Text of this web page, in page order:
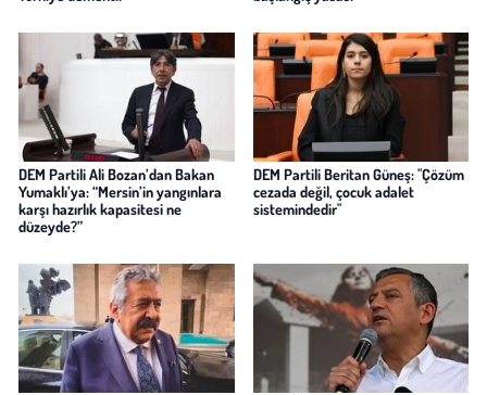
DEM Partili Ali Bozan’dan Bakan
Yumaklı’ya: “Mersin’in yangınlara
karşı hazırlık kapasitesi ne
düzeyde?”
DEM Partili Beritan Güneş: "Çözüm
cezada değil, çocuk adalet
sistemindedir"